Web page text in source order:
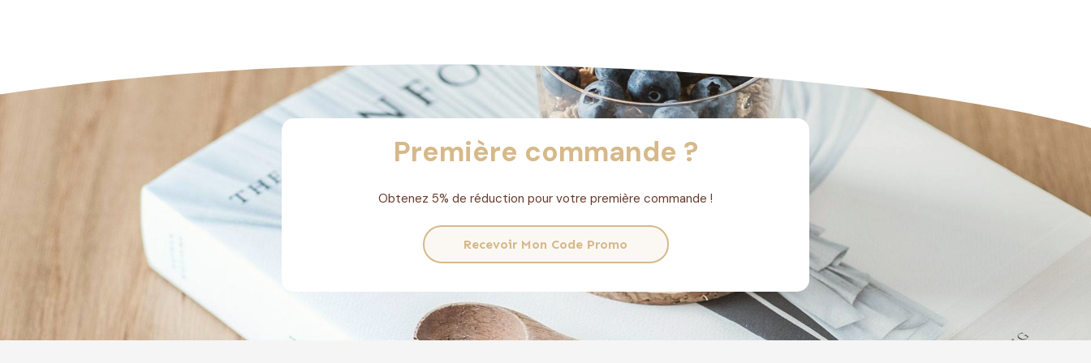
Première commande ?
Obtenez 5% de réduction pour votre première commande !
Recevoir Mon Code Promo